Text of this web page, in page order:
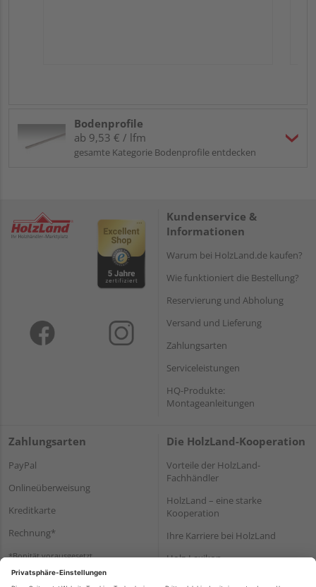
Bodenprofile
ab 9,53 € / lfm
gesamte Kategorie Bodenprofile entdecken
Kundenservice &
Informationen
Warum bei HolzLand.de kaufen?
Wie funktioniert die Bestellung?
Reservierung und Abholung
Versand und Lieferung
Zahlungsarten
Serviceleistungen
HQ-Produkte:
Montageanleitungen
Zahlungsarten
PayPal
Onlineüberweisung
Kreditkarte
Rechnung*
*Bonität vorausgesetzt
Die HolzLand-Kooperation
Vorteile der HolzLand-
Fachhändler
HolzLand – eine starke
Kooperation
Ihre Karriere bei HolzLand
Holz-Lexikon